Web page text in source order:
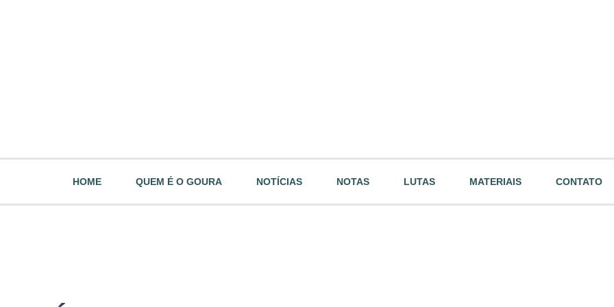
HOME QUEM É O GOURA NOTÍCIAS NOTAS LUTAS MATERIAIS CONTATO